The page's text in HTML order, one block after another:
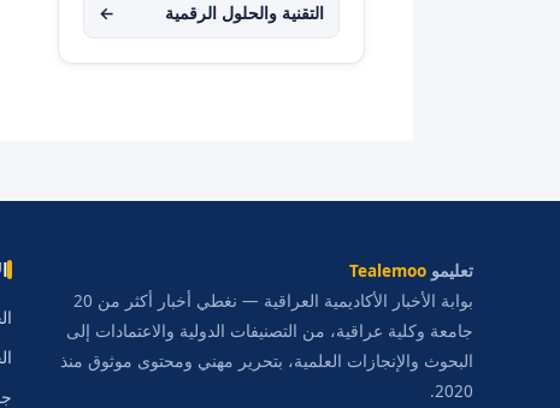
التقنية والحلول الرقمية ←
تعليمو Tealemoo
بوابة الأخبار الأكاديمية العراقية — نغطي أخبار أكثر من 20
جامعة وكلية عراقية، من التصنيفات الدولية والاعتمادات إلى
البحوث والإنجازات العلمية، بتحرير مهني ومحتوى موثوق منذ
2020.